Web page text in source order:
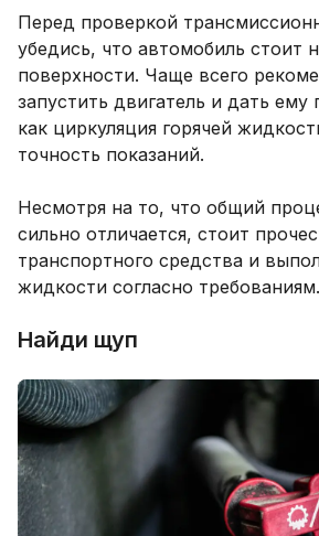
Перед проверкой
убедись, что автомобиль стоит
поверхности. Чаще всего
запустить двигатель и дать ему
как циркуляция горячей
точность показаний.
Несмотря на то, что общий
сильно отличается, стоит
транспортного средства и
жидкости согласно требованиям.
Найди щуп